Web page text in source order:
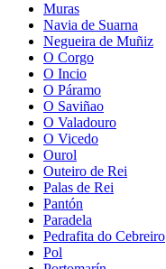
Muras
Navia de Suarna
Negueira de Muñiz
O Corgo
O Incio
O Páramo
O Saviñao
O Valadouro
O Vicedo
Ourol
Outeiro de Rei
Palas de Rei
Pantón
Paradela
Pedrafita do Cebreiro
Pol